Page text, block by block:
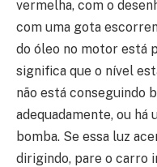
vermelha, com o
com uma gota
do óleo no motor está
significa que o nível
não está conseguindo
adequadamente, ou
bomba. Se essa luz
dirigindo, pare o carro